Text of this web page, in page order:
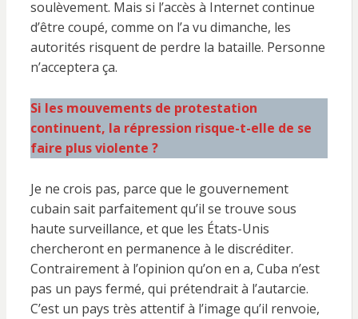
soulèvement. Mais si l’accès à Internet continue
d’être coupé, comme on l’a vu dimanche, les
autorités risquent de perdre la bataille. Personne
n’acceptera ça.
Si les mouvements de protestation
continuent, la répression risque-t-elle de se
faire plus violente ?
Je ne crois pas, parce que le gouvernement
cubain sait parfaitement qu’il se trouve sous
haute surveillance, et que les États-Unis
chercheront en permanence à le discréditer.
Contrairement à l’opinion qu’on en a, Cuba n’est
pas un pays fermé, qui prétendrait à l’autarcie.
C’est un pays très attentif à l’image qu’il renvoie,